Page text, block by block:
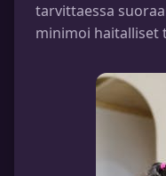
tarvittaessa
minimoi haitalliset